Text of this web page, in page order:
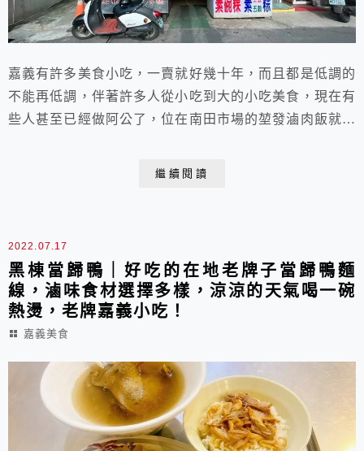
嘉義有許多美食小吃，一賣就好幾十年，而且都是低調的
不能再低調，伴著許多人從小吃到大的小吃美食，現在有
些人甚至已經做阿公了，位在南田市場的堃發滷肉飯就是
繼續閱讀
2022.07.17
黑棟當歸鴨｜好吃的在地老牌子當歸鴨麵
線，滷味食材選擇多樣，涼涼的天氣喝一碗
熱燙，老牌嘉義小吃！
嘉義美食